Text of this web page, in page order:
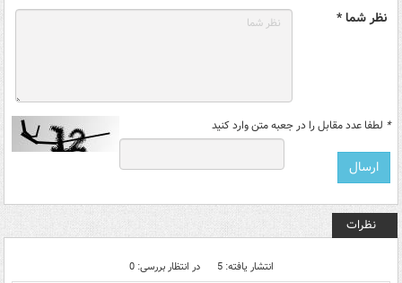
نظر شما *
* لطفا عدد مقابل را در جعبه متن وارد کنید
نظرات
انتشار یافته: 5 در انتظار بررسی: 0